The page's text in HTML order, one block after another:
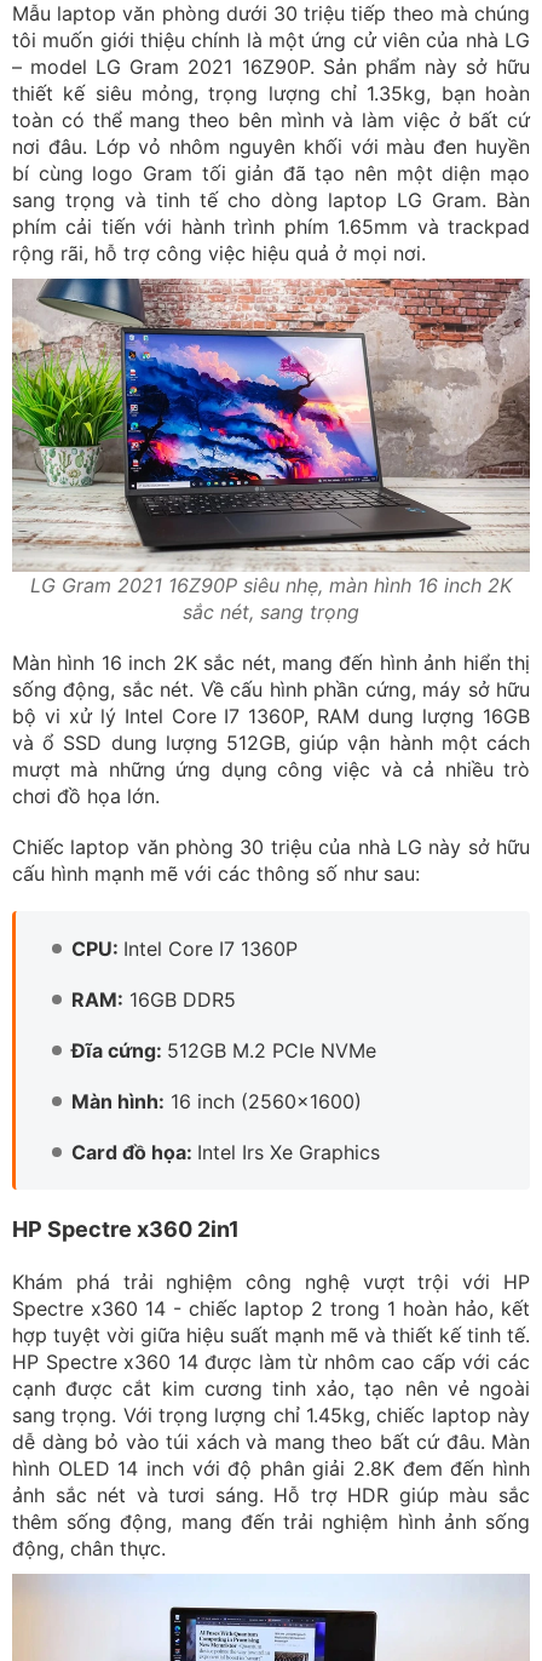
Mẫu laptop văn phòng dưới 30 triệu tiếp theo mà chúng
tôi muốn giới thiệu chính là một ứng cử viên của nhà LG
– model LG Gram 2021 16Z90P. Sản phẩm này sở hữu
thiết kế siêu mỏng, trọng lượng chỉ 1.35kg, bạn hoàn
toàn có thể mang theo bên mình và làm việc ở bất cứ
nơi đâu. Lớp vỏ nhôm nguyên khối với màu đen huyền
bí cùng logo Gram tối giản đã tạo nên một diện mạo
sang trọng và tinh tế cho dòng laptop LG Gram. Bàn
phím cải tiến với hành trình phím 1.65mm và trackpad
rộng rãi, hỗ trợ công việc hiệu quả ở mọi nơi.
LG Gram 2021 16Z90P siêu nhẹ, màn hình 16 inch 2K
sắc nét, sang trọng
Màn hình 16 inch 2K sắc nét, mang đến hình ảnh hiển thị
sống động, sắc nét. Về cấu hình phần cứng, máy sở hữu
bộ vi xử lý Intel Core I7 1360P, RAM dung lượng 16GB
và ổ SSD dung lượng 512GB, giúp vận hành một cách
mượt mà những ứng dụng công việc và cả nhiều trò
chơi đồ họa lớn.
Chiếc laptop văn phòng 30 triệu của nhà LG này sở hữu
cấu hình mạnh mẽ với các thông số như sau:
CPU: Intel Core I7 1360P
RAM: 16GB DDR5
Đĩa cứng: 512GB M.2 PCIe NVMe
Màn hình: 16 inch (2560x1600)
Card đồ họa: Intel Irs Xe Graphics
HP Spectre x360 2in1
Khám phá trải nghiệm công nghệ vượt trội với HP
Spectre x360 14 - chiếc laptop 2 trong 1 hoàn hảo, kết
hợp tuyệt vời giữa hiệu suất mạnh mẽ và thiết kế tinh tế.
HP Spectre x360 14 được làm từ nhôm cao cấp với các
cạnh được cắt kim cương tinh xảo, tạo nên vẻ ngoài
sang trọng. Với trọng lượng chỉ 1.45kg, chiếc laptop này
dễ dàng bỏ vào túi xách và mang theo bất cứ đâu. Màn
hình OLED 14 inch với độ phân giải 2.8K đem đến hình
ảnh sắc nét và tươi sáng. Hỗ trợ HDR giúp màu sắc
thêm sống động, mang đến trải nghiệm hình ảnh sống
động, chân thực.